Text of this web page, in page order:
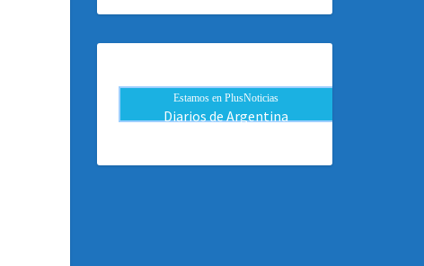
Estamos en PlusNoticias
Diarios de Argentina